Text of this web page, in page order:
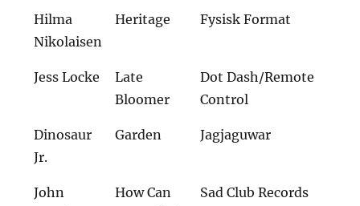
Hilma
Nikolaisen
Heritage Fysisk Format
Jess Locke
Late
Bloomer
Dot Dash/Remote
Control
Dinosaur
Jr.
Garden Jagjaguwar
John
How Can
Sad Club Records